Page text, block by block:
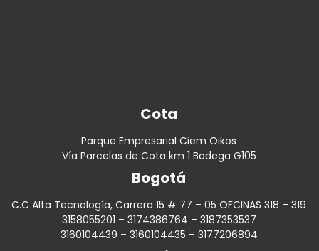
Cota
Parque Empresarial Ciem Oikos
Vía Parcelas de Cota km 1 Bodega G105
Bogotá
C.C Alta Tecnología, Carrera 15 # 77 – 05 OFCINAS 318 – 319
3158055201 – 3174386764 – 3187353537
3160104439 – 3160104435 – 3177206894